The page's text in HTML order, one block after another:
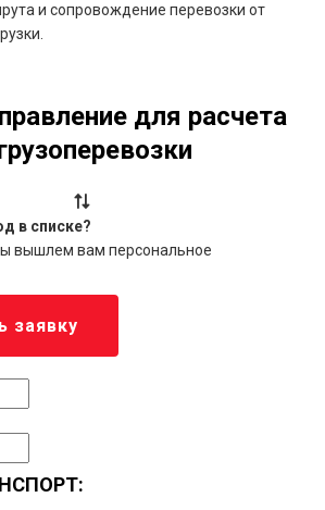
и сопровождение перевозки от
для расчета
в списке?
вышлем вам персональное
заявку